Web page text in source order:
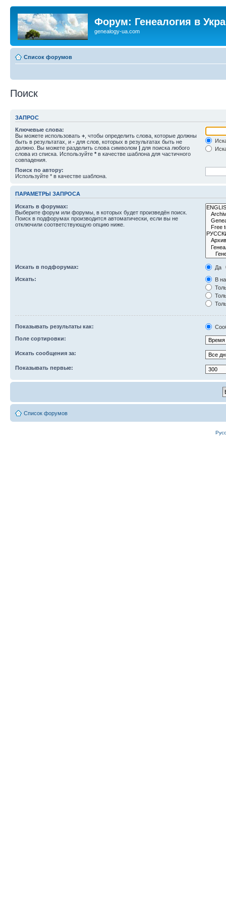
Форум: Генеалогия в
genealogy-ua.com
Список форумов
Поиск
ЗАПРОС
Ключевые слова:
Вы можете использовать + , чтобы определить слова, которые должны
быть в результатах, и - для слов, которых в результатах быть не
должно. Вы можете разделить слова символом | для поиска любого
слова из списка. Используйте * в качестве шаблона для частичного
совпадения.
Поиск по автору:
Используйте * в качестве шаблона.
ПАРАМЕТРЫ ЗАПРОСА
Искать в форумах:
Выберите форум или форумы, в которых будет произведён поиск.
Поиск в подфорумах производится автоматически, если вы не
отключили соответствующую опцию ниже.
Искать в подфорумах:
Да
Искать:
В
Показывать результаты как:
Поле сортировки:
Искать сообщения за:
Показывать первые:
Список форумов